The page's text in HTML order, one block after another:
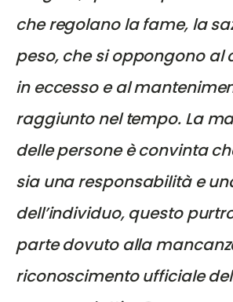
che regolano la fame, la
peso, che si oppongono al
in eccesso e al
raggiunto nel tempo. La
delle persone è convinta
sia una responsabilità e
dell’individuo, questo
parte dovuto alla
riconoscimento ufficiale